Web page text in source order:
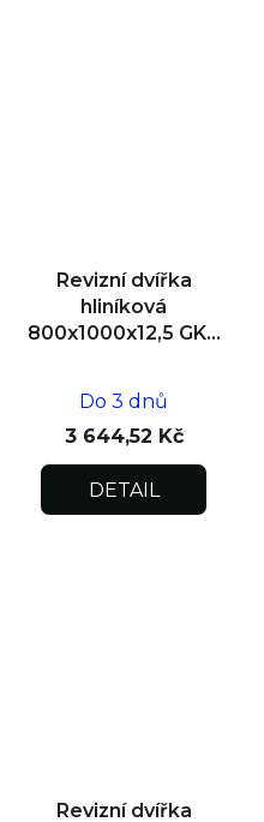
Revizní dvířka
hliníková
800x1000x12,5 GKB
Do 3 dnů
3 644,52 Kč
DETAIL
Revizní dvířka